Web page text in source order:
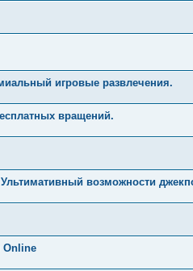
игровые развлечения.
вращений.
возможности
Online